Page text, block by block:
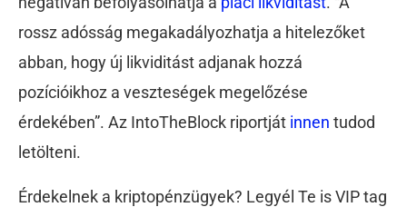
rossz adósság megakadályozhatja a hitelezőket
abban, hogy új likviditást adjanak hozzá
pozícióikhoz a veszteségek megelőzése
érdekében”. Az IntoTheBlock riportját innen tudod
letölteni.
Érdekelnek a kriptopénzügyek? Legyél Te is VIP tag